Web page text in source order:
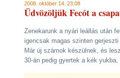
2008. október 14. 23:08
Üdvözöljük Fecót a
Zenekarunk a nyári leállás után
igencsak magas szinten
Már új számok készülnek, és
30-án pedig gyertek a kék